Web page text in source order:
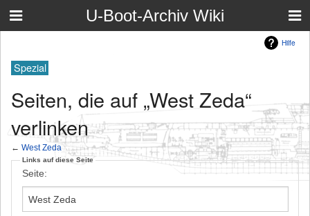
U-Boot-Archiv Wiki
Hilfe
Spezial
Seiten, die auf „West Zeda“
verlinken
← West Zeda
Links auf diese Seite
Seite: